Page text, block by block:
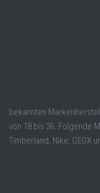
bekannten
von 18 bis 36. Folgende
Timberland, Nike, GEOX